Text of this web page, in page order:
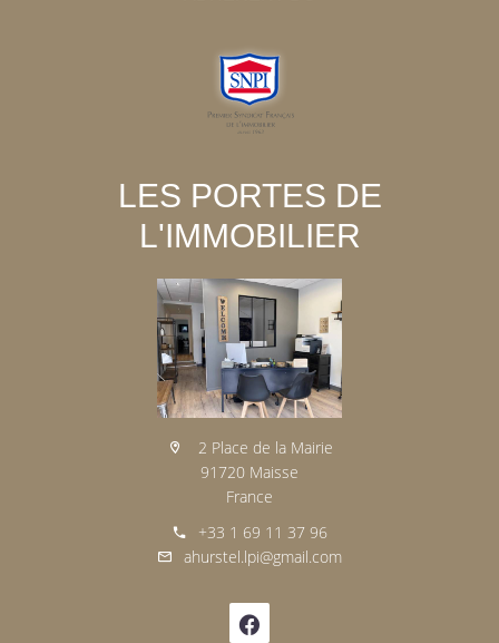
LES PORTES DE
L'IMMOBILIER
2 Place de la Mairie
91720 Maisse
France
+33 1 69 11 37 96
ahurstel.lpi@gmail.com